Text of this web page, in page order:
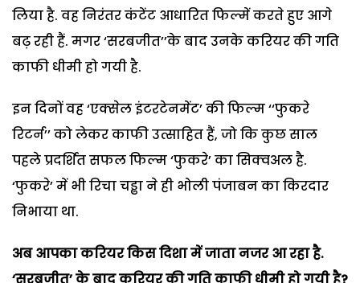
लिया है. वह निरंतर कंटेंट आधारित फिल्में करते हुए आगे
बढ़ रही हैं. मगर ‘सरबजीत’’के बाद उनके करियर की गति
काफी धीमी हो गयी है.
इन दिनों वह ‘एक्सेल इंटरटेनमेंट’ की फिल्म ‘‘फुकरे
रिटर्न’’ को लेकर काफी उत्साहित हैं, जो कि कुछ साल
पहले प्रदर्शित सफल फिल्म ‘फुकरे’ का सिक्वअल है.
‘फुकरे’ में भी रिचा चड्ढा ने ही भोली पंजाबन का किरदार
निभाया था.
अब आपका करियर किस दिशा में जाता नजर आ रहा है.
‘सरबजीत’ के बाद करियर की गति काफी धीमी हो गयी है?